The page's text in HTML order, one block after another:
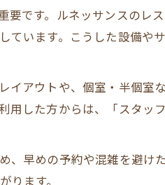
き予約時間帯
見極めるポイント
トランを避ける工夫
食事スポット特集
近隣レストラン特集
です。ルネッサンスのレ
います。こうした設備や
アウトや、個室・半個室
した方からは、「スタッ
早めの予約や混雑を避け
ます。